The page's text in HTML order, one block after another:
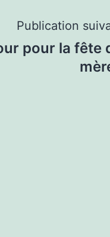
Publication
pour la fête